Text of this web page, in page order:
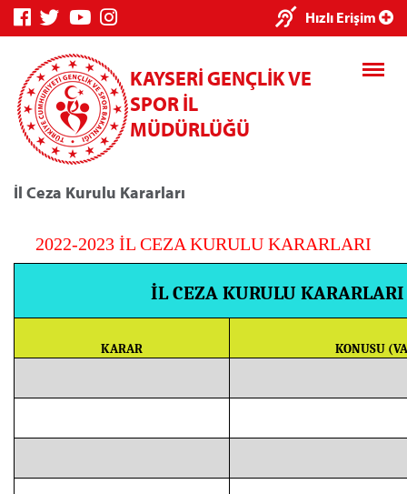
Hızlı Erişim
KAYSERİ GENÇLİK VE
SPOR İL
MÜDÜRLÜĞÜ
İl Ceza Kurulu Kararları
2022-2023 İL CEZA KURULU KARARLARI
İL CEZA KURULU KARARLARI
KARAR KONUSU
Kredi/Yurt E-Ödeme